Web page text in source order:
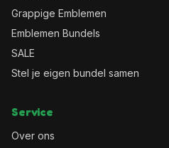
Grappige Emblemen
Emblemen Bundels
SALE
Stel je eigen bundel samen
Service
Over ons